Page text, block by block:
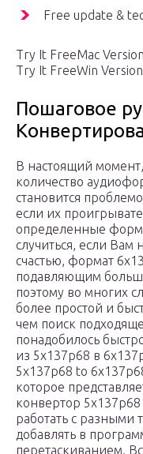
Free update &
Try It FreeMac Version
Try It FreeWin Version
Пошаговое
В настоящий
количество
становится
если их
определенные
случиться, если
счастью, формат
подавляющим
поэтому во многих
более простой и
чем поиск
понадобилось
из 5x137p68 в
5x137p68 to
которое
конвертор
работать с
добавлять в
перетаскиванием.